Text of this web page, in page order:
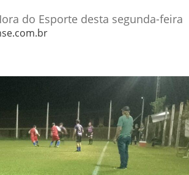
do Esporte desta segunda-feira